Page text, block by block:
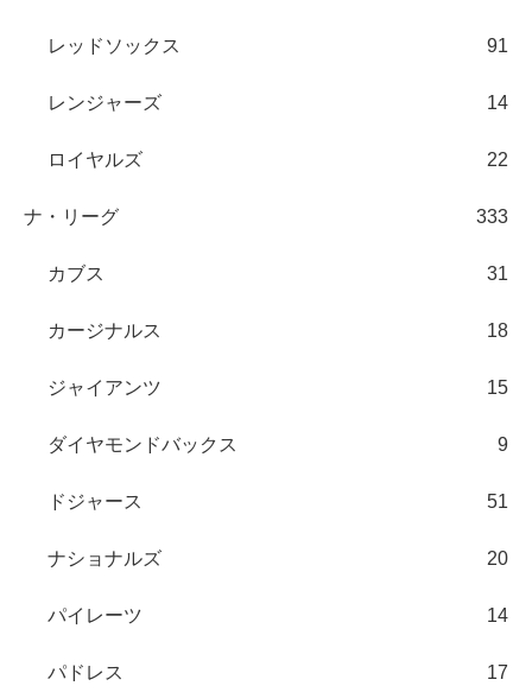
レッドソックス 91
レンジャーズ 14
ロイヤルズ 22
ナ・リーグ 333
カブス 31
カージナルス 18
ジャイアンツ 15
ダイヤモンドバックス 9
ドジャース 51
ナショナルズ 20
パイレーツ 14
パドレス 17